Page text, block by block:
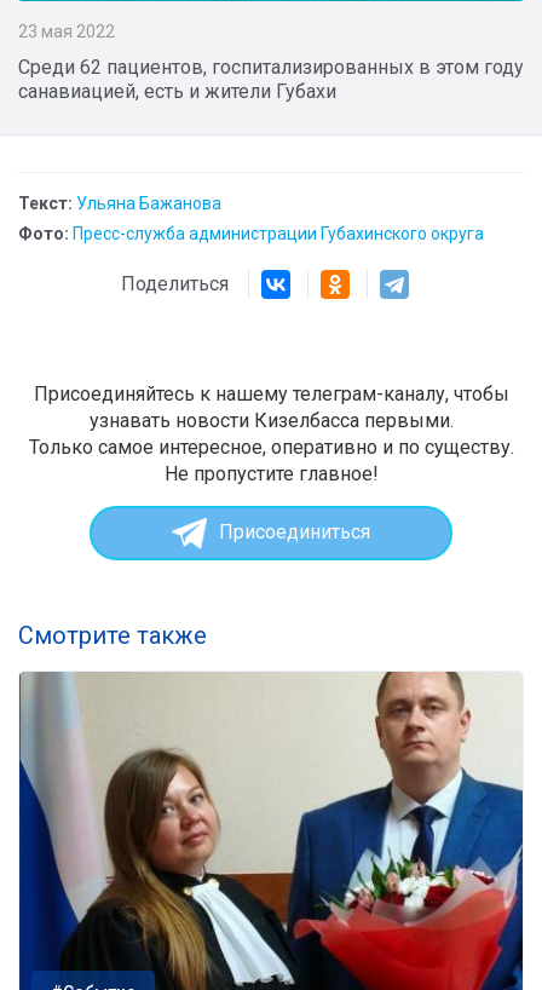
23 мая 2022
Среди 62 пациентов, госпитализированных в этом году
санавиацией, есть и жители Губахи
Текст: Ульяна Бажанова
Фото: Пресс-служба администрации Губахинского округа
Поделиться
Присоединяйтесь к нашему телеграм-каналу, чтобы
узнавать новости Кизелбасса первыми.
Только самое интересное, оперативно и по существу.
Не пропустите главное!
Присоединиться
Смотрите также